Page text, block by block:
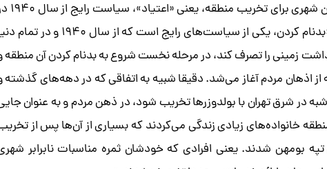
این پژوهشگر مطالعات شهری با اشاره به بهانه
زمینه سلب مالکیت را به میان آورده و ادامه می‌دهد: «بدنام کردن، یکی از سیاست‌های رایج است که از سال ۱۹۴۰ و در
زمینی را تصرف کند، در مرحله نخست شروع به بدنام کردن آن منطقه
اذهان مردم آغاز می‌شد. دقیقا شبیه به اتفاقی که در دهه‌های گذشته
در شرق تهران با بولدوزرها تخریب شود، در ذهن مردم و به عنوان
خانواده‌های زیادی زندگی می‌کردند که بسیاری از آن‌ها پس از
بومهن شدند. یعنی افرادی که خودشان ثمره مناسبات نابرابر